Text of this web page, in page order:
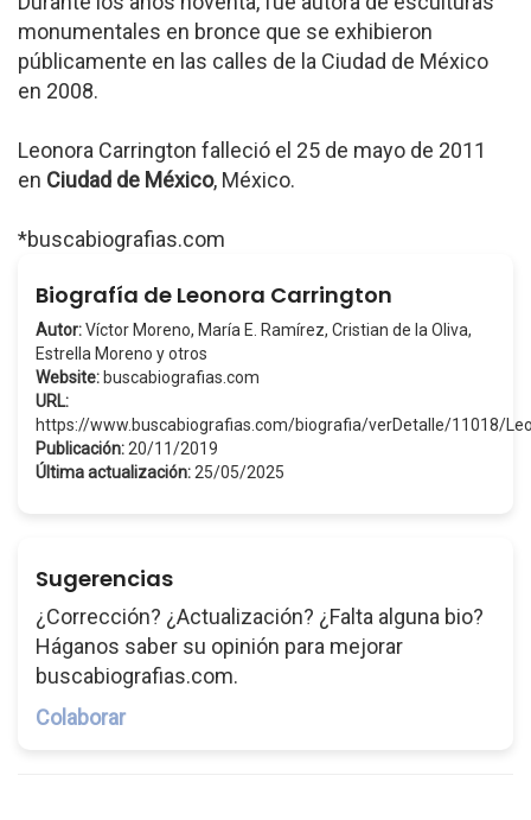
monumentales en bronce que se exhibieron
públicamente en las calles de la Ciudad de México
en 2008.
Leonora Carrington falleció el 25 de mayo de 2011
en Ciudad de México, México.
*buscabiografias.com
Biografía de Leonora Carrington
Autor:Víctor Moreno, María E. Ramírez, Cristian de la Oliva,
Estrella Moreno y otros
Website: buscabiografias.com
URL:
https://www.buscabiografias.com/biografia/verDetalle/11018/
Publicación: 20/11/2019
Última actualización: 25/05/2025
Sugerencias
¿Corrección? ¿Actualización? ¿Falta alguna bio?
Háganos saber su opinión para mejorar
buscabiografias.com.
Colaborar